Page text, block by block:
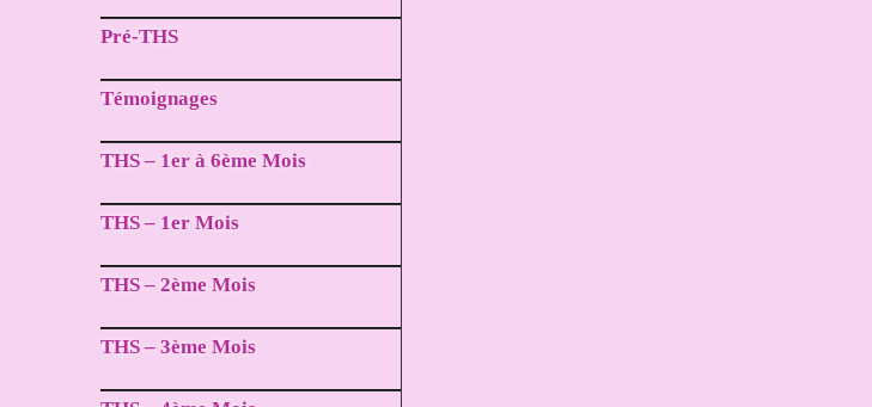
Pré-THS
Témoignages
THS – 1er à 6ème Mois
THS – 1er Mois
THS – 2ème Mois
THS – 3ème Mois